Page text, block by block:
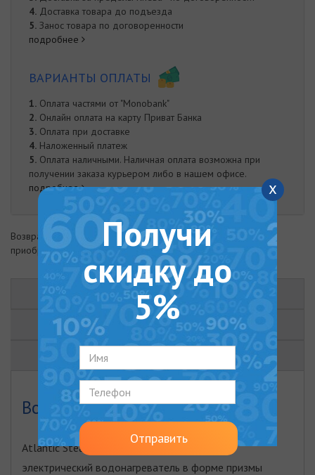
4. Доставка товара до подъезда
5. Занос товара по договоренности
подробнее
ВАРИАНТЫ ОПЛАТЫ
1. Оплата частями от "Monobank"
2. Онлайн оплата на карту Приват Банка
3. Оплата при доставке
4. Наложенный платеж
5. Оплата наличными. Наличная оплата возможна при
получении заказа курьером либо в нашем офисе.
подробнее
Возврат товара возможен в течение 14 дней с момента
приобретения
ОПИСАНИЕ
ХАРАКТЕРИСТИКИ
Водонагреватель электрический
Atlantic Steatite Cube VM – накопительный
электрический водонагреватель в форме призмы
x
Получи
скидку до
5%
Отправить